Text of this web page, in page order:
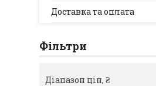
Доставка та оплата
Фільтри
Діапазон цін, ₴